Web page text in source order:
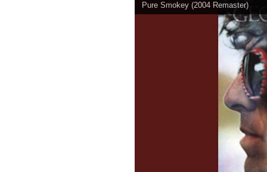
Pure Smokey (2004 Remaster)